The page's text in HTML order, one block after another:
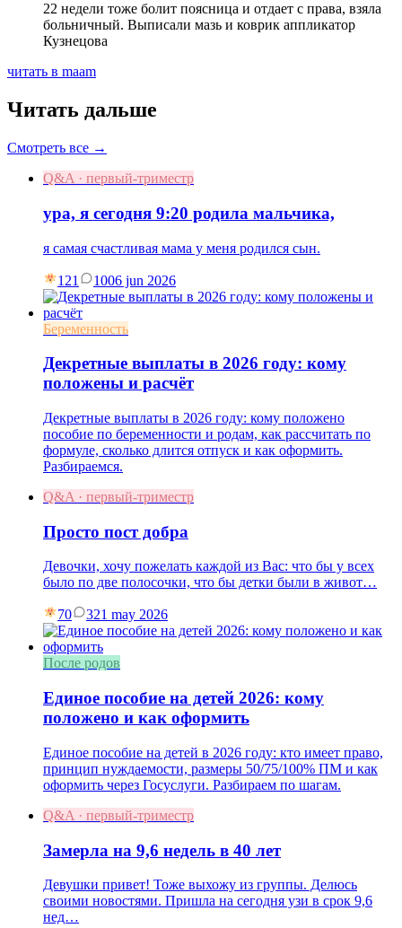
22 недели тоже болит поясница и отдает с права, взяла
больничный. Выписали мазь и коврик аппликатор
Кузнецова
читать в maam
Читать дальше
Смотреть все →
Q&A · первый-триместр
ура, я сегодня 9:20 родила мальчика,
я самая счастливая мама у меня родился сын.
121 1006 jun 2026
Беременность
Декретные выплаты в 2026 году: кому
положены и расчёт
Декретные выплаты в 2026 году: кому положено
пособие по беременности и родам, как рассчитать по
формуле, сколько длится отпуск и как оформить.
Разбираемся.
Q&A · первый-триместр
Просто пост добра
Девочки, хочу пожелать каждой из Вас: что бы у всех
было по две полосочки, что бы детки были в живот…
70 321 may 2026
После родов
Единое пособие на детей 2026: кому
положено и как оформить
Единое пособие на детей в 2026 году: кто имеет право,
принцип нуждаемости, размеры 50/75/100% ПМ и как
оформить через Госуслуги. Разбираем по шагам.
Q&A · первый-триместр
Замерла на 9,6 недель в 40 лет
Девушки привет! Тоже выхожу из группы. Делюсь
своими новостями. Пришла на сегодня узи в срок 9,6
нед…